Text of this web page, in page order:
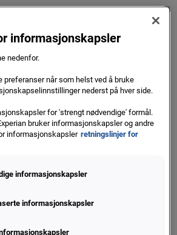
til å samarbeide med
Experian:
kompetanser i Norden, men av
informasjonskapsler
nedenfor.
preferanser når som helst ved å bruke
nederst på hver side.
for 'strengt nødvendige' formål.
bruker informasjonskapsler og andre
informasjonskapsler retningslinjer for
informasjonskapsler
informasjonskapsler